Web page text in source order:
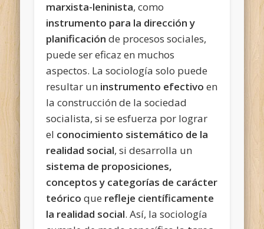
marxista-leninista, como
instrumento para la dirección y
planificación de procesos sociales,
puede ser eficaz en muchos
aspectos. La sociología solo puede
resultar un instrumento efectivo en
la construcción de la sociedad
socialista, si se esfuerza por lograr
el conocimiento sistemático de la
realidad social, si desarrolla un
sistema de proposiciones,
conceptos y categorías de carácter
teórico que refleje científicamente
la realidad social. Así, la sociología